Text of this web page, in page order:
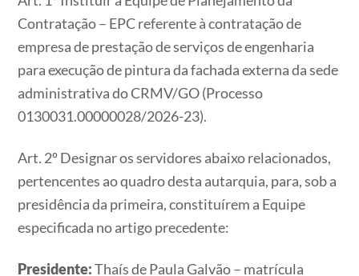
Contratação – EPC referente à contratação de
empresa de prestação de serviços de engenharia
para execução de pintura da fachada externa da sede
administrativa do CRMV/GO​​​​​​​ (Processo
0130031.00000028/2026-23).
Art. 2º Designar os servidores abaixo relacionados,
pertencentes ao quadro desta autarquia, para, sob a
presidência da primeira, constituírem a Equipe
especificada no artigo precedente:
Presidente:Thaís de Paula Galvão – matrícula